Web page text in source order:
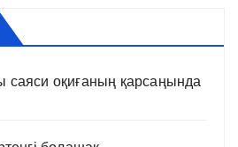
саяси оқиғаның қарсаңында